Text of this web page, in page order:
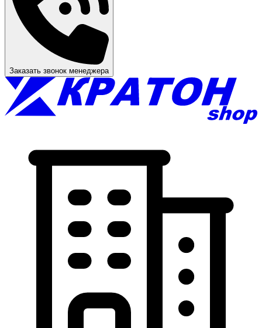
Заказать звонок менеджера